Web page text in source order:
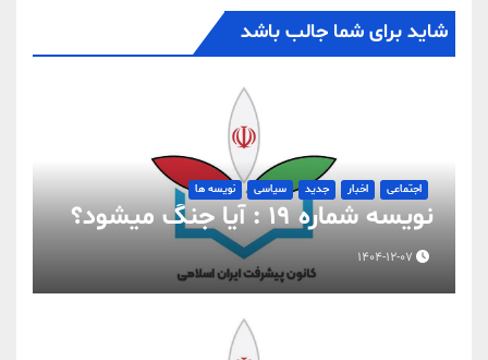
شاید برای شما جالب باشد
اجتماعی اخبار جدید سیاسی نویسه ها
نویسه شماره 19 : آیا جنگ میشود؟
1404-12-07